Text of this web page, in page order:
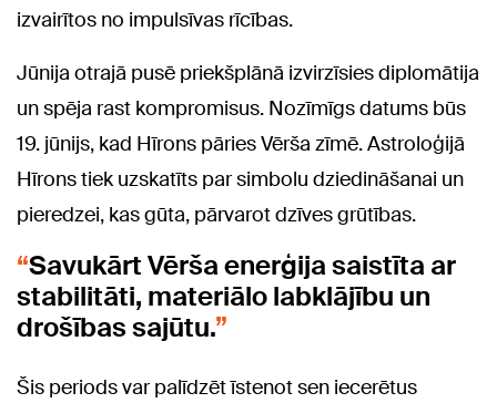
izvairītos no impulsīvas rīcības.
Jūnija otrajā pusē priekšplānā izvirzīsies diplomātija
un spēja rast kompromisus. Nozīmīgs datums būs
19. jūnijs, kad Hīrons pāries Vērša zīmē. Astroloģijā
Hīrons tiek uzskatīts par simbolu dziedināšanai un
pieredzei, kas gūta, pārvarot dzīves grūtības.
Savukārt Vērša enerģija saistīta ar
stabilitāti, materiālo labklājību un
drošības sajūtu.
Šis periods var palīdzēt īstenot sen iecerētus